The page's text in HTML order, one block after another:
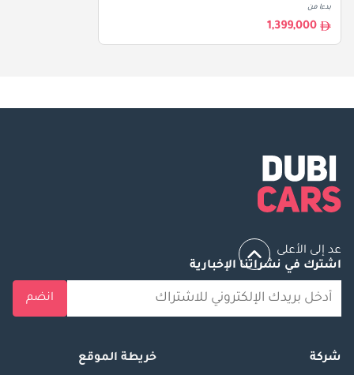
بدءا من
1,399,000
عد إلى الأعلى
اشترك في نشراتنا الإخبارية
انضم
شركة
خريطة الموقع